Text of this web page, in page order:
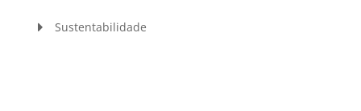
Sustentabilidade